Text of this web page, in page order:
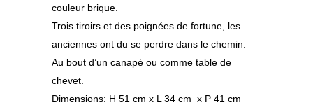
couleur brique.
Trois tiroirs et des poignées de fortune, les
anciennes ont du se perdre dans le chemin.
Au bout d’un canapé ou comme table de
chevet.
Dimensions: H 51 cm x L 34 cm x P 41 cm